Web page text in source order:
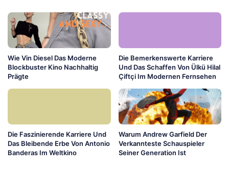
Wie Vin Diesel Das Moderne
Blockbuster Kino Nachhaltig
Prägte
Die Bemerkenswerte Karriere
Und Das Schaffen Von Ülkü Hilal
Çiftçi Im Modernen Fernsehen
Die Faszinierende Karriere Und
Das Bleibende Erbe Von Antonio
Banderas Im Weltkino
Warum Andrew Garfield Der
Verkannteste Schauspieler
Seiner Generation Ist